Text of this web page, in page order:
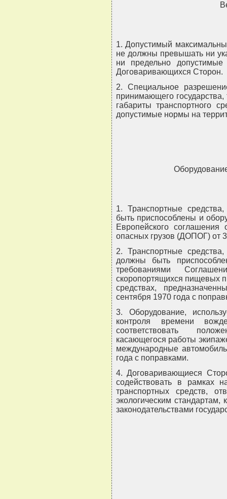
1. Допустимый
не должны превышать ни
ни предельно
Договаривающихся Сторон.
2. Специальное
принимающего
габариты транспортного
допустимые нормы на
1. Транспортные
быть приспособлены и
Европейского
опасных грузов (ДОПОГ) от
2. Транспортные
должны быть
требованиями
скоропортящихся пищевых
средствах,
сентября 1970 года с
3. Оборудование,
контроля времени
соответствовать
касающегося работы
международные
года с поправками.
4. Договаривающиеся
содействовать в рамках
транспортных средств,
экологическим
законодательствами